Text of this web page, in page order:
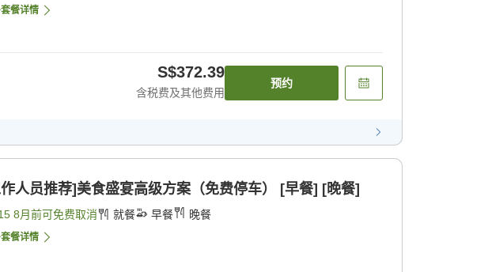
餐详情
S$372.39
含税费及其他费用
预约
人员推荐]美食盛宴高级方案（免费停车） [早餐] [晚餐]
8月前可免费取消 就餐 早餐 晚餐
餐详情